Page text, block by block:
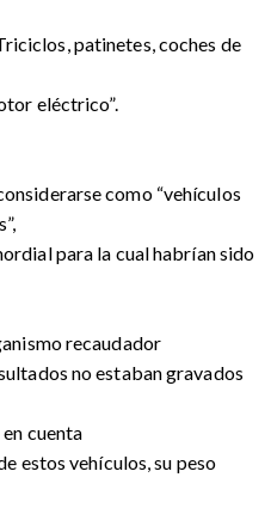
patinetes, coches de
eléctrico”.
como “vehículos
para la cual habrían sido
recaudador
no estaban gravados
cuenta
estos vehículos, su peso